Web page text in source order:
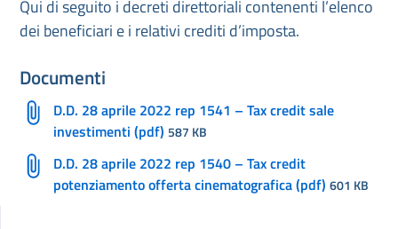
Qui di seguito i decreti direttoriali contenenti l’elenco
dei beneficiari e i relativi crediti d’imposta.
Documenti
D.D. 28 aprile 2022 rep 1541 – Tax credit sale
investimenti (pdf) 587 KB
D.D. 28 aprile 2022 rep 1540 – Tax credit
potenziamento offerta cinematografica (pdf) 601 KB